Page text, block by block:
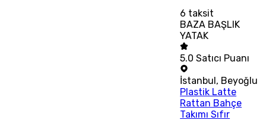
6 taksit
BAZA BAŞLIK
YATAK
5.0 Satıcı Puanı
İstanbul, Beyoğlu
Plastik Latte
Rattan Bahçe
Takımı Sıfır